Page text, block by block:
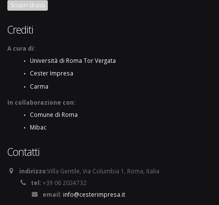
Scopri di più
Crediti
A cura di:
Università di Roma Tor Vergata
Cester Impresa
Carma
In collaborazione con:
Comune di Roma
Mibac
Contatti
indirizzo:Villa Gentile, Via Columbia 1, Roma, Italia
tel:+39 06 2024732
email: info@cesterimpresa.it